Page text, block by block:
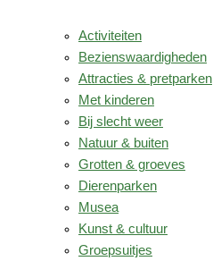
Activiteiten
Bezienswaardigheden
Attracties & pretparken
Met kinderen
Bij slecht weer
Natuur & buiten
Grotten & groeves
Dierenparken
Musea
Kunst & cultuur
Groepsuitjes